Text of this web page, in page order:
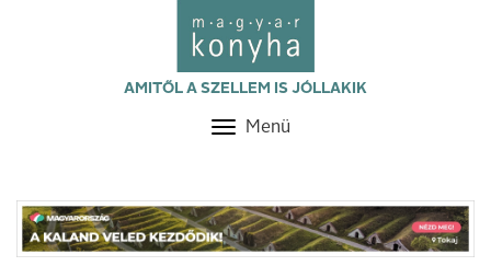
AMITŐL A SZELLEM IS JÓLLAKIK
Toggle
Menü